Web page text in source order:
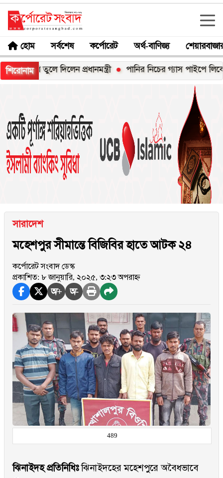
হোম সর্বশেষ কর্পোরেট অর্থ-বাণিজ্য
শিরোনাম
তুলে দিলেন প্রধানমন্ত্রী পানির নিচের গ্যাস পাইপে লিকেজ,
সারাদেশ
মহেশপুর সীমান্তে বিজিবির হাতে আটক ২৪
কর্পোরেট সংবাদ ডেস্ক
প্রকাশিত: ৮ জানুয়ারি, ২০২৫, ৩:২৩ অপরাহ্ন
অ+ অ-
489
ঝিনাইদহ প্রতিনিধিঃঝিনাইদহের মহেশপুরে অবৈধভাবে